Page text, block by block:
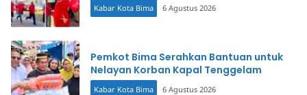
Kabar Kota Bima 6 Agustus 2026
Pemkot Bima Serahkan Bantuan untuk
Nelayan Korban Kapal Tenggelam
Kabar Kota Bima 6 Agustus 2026